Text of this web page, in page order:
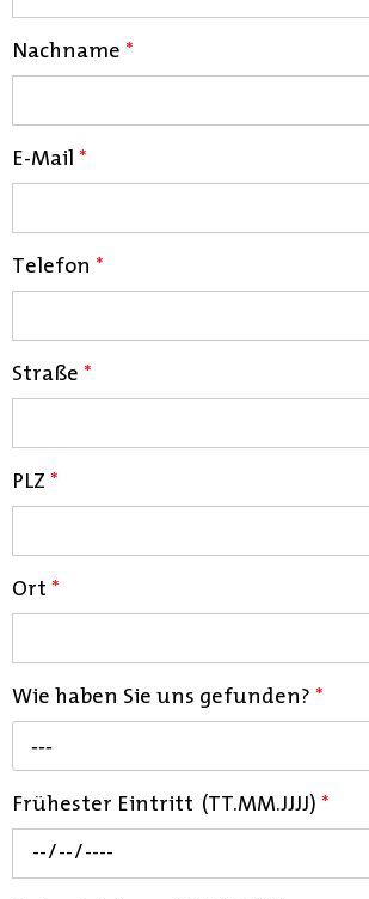
Nachname *
E-Mail *
Telefon *
Straße *
PLZ *
Ort *
Wie haben Sie uns gefunden? *
---
Frühester Eintritt (TT.MM.JJJJ) *